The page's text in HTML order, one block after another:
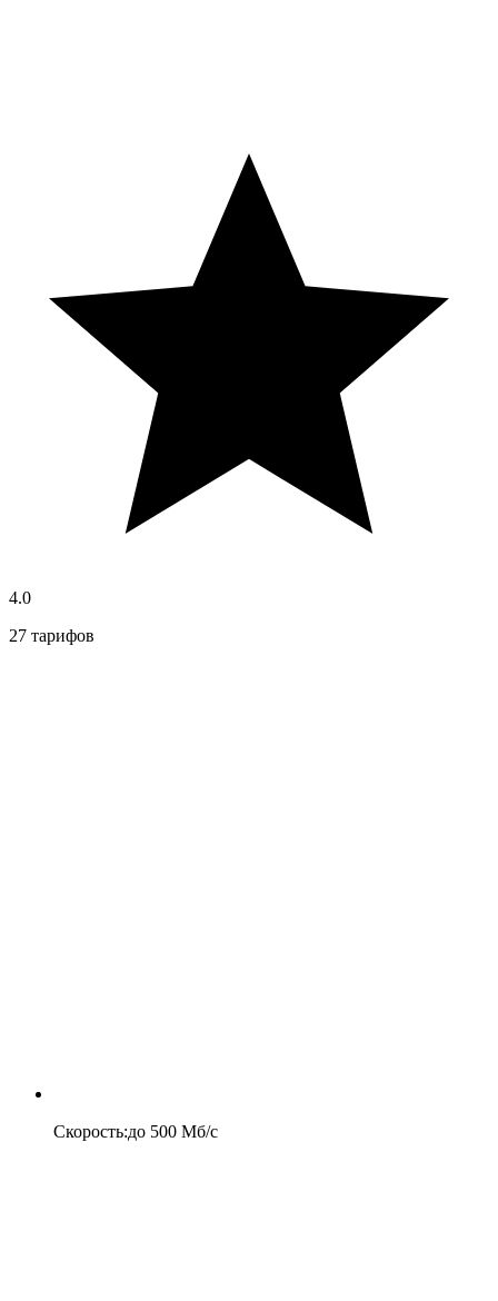
4.0
27 тарифов
Скорость:до 500 Мб/c